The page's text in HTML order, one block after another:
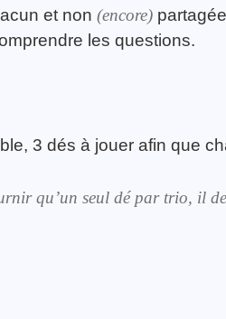
et non (encore)
les questions.
3 dés à jouer afin que
qu’un seul dé par trio, il